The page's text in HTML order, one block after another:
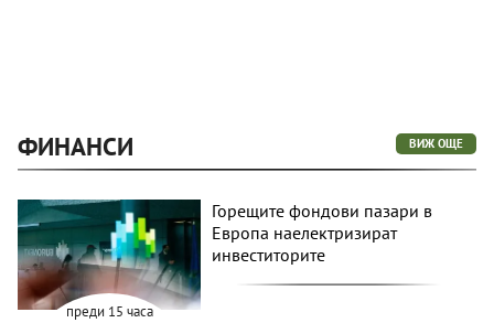
ФИНАНСИ ВИЖ ОЩЕ
преди 15 часа
Горещите фондови пазари в
Европа наелектризират
инвеститорите